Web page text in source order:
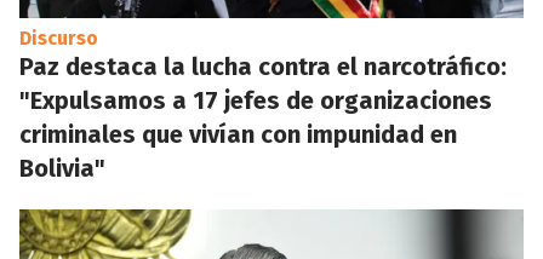
Discurso
Paz destaca la lucha contra el narcotráfico:
"Expulsamos a 17 jefes de organizaciones
criminales que vivían con impunidad en
Bolivia"